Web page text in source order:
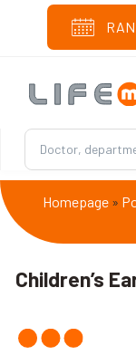
Children’s
Homepage »